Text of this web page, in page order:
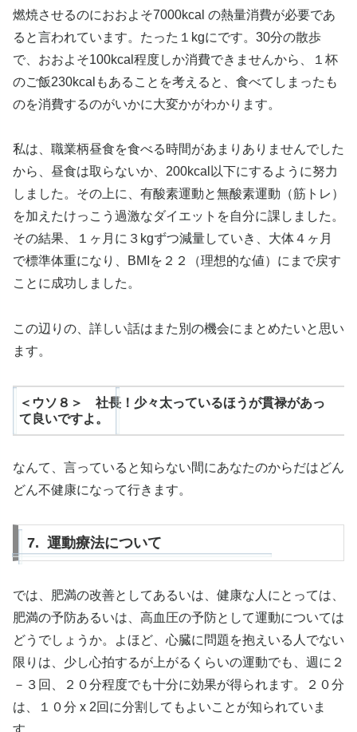
燃焼させるのにおおよそ7000kcal の熱量消費が必要であ
ると言われています。たった１kgにです。30分の散歩
で、おおよそ100kcal程度しか消費できませんから、１杯
のご飯230kcalもあることを考えると、食べてしまったも
のを消費するのがいかに大変かがわかります。
私は、職業柄昼食を食べる時間があまりありませんでした
から、昼食は取らないか、200kcal以下にするように努力
しました。その上に、有酸素運動と無酸素運動（筋トレ）
を加えたけっこう過激なダイエットを自分に課しました。
その結果、１ヶ月に３kgずつ減量していき、大体４ヶ月
で標準体重になり、BMIを２２（理想的な値）にまで戻す
ことに成功しました。
この辺りの、詳しい話はまた別の機会にまとめたいと思い
ます。
＜ウソ８＞ 社長！少々太っているほうが貫禄があっ
て良いですよ。
なんて、言っていると知らない間にあなたのからだはどん
どん不健康になって行きます。
7. 運動療法について
では、肥満の改善としてあるいは、健康な人にとっては、
肥満の予防あるいは、高血圧の予防として運動については
どうでしょうか。よほど、心臓に問題を抱えいる人でない
限りは、少し心拍するが上がるくらいの運動でも、週に２
－３回、２０分程度でも十分に効果が得られます。２０分
は、１０分 x 2回に分割してもよいことが知られていま
す。